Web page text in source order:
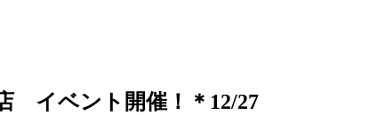
イベント開催！＊12/27